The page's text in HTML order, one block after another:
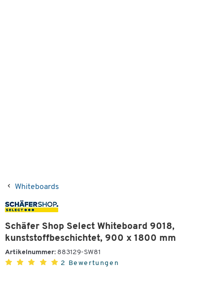
Whiteboards
Schäfer Shop Select Whiteboard 9018,
kunststoffbeschichtet, 900 x 1800 mm
Artikelnummer: 883129-SW81
2 Bewertungen